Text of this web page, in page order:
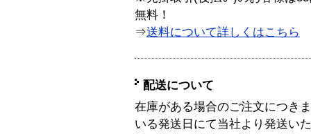
無料！
⇒送料について詳しくはこちら
配送について
在庫がある場合のご注文につき
いる発送日にて当社より発送い